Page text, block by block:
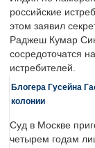
российские
этом заявил
Раджеш Кумар
сосредоточатся
истребителей.
Блогера Гусейна
колонии
Суд в Москве
четырем годам